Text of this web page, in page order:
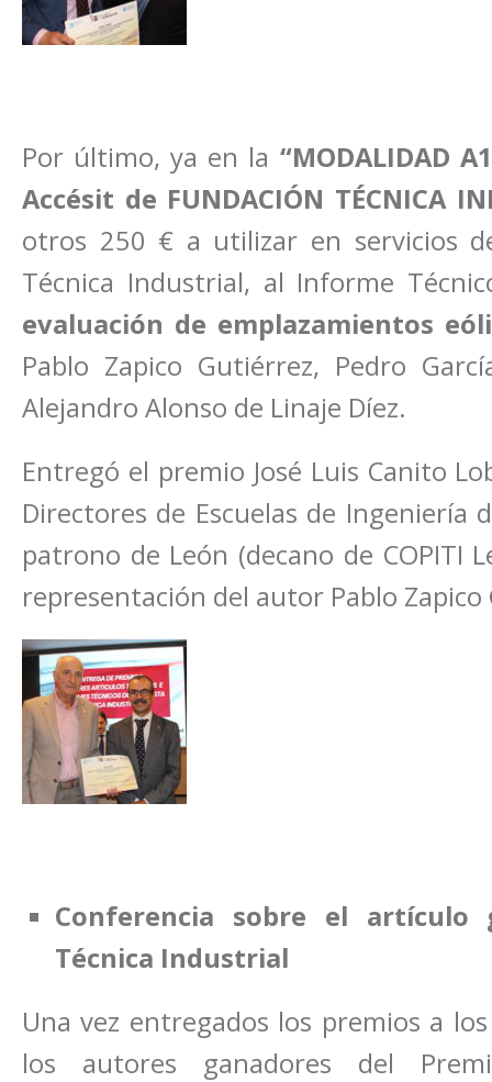
Por último, ya en la “MODALIDAD
Accésit de FUNDACIÓN TÉCNICA
otros 250 € a utilizar en servicios
Técnica Industrial, al Informe
evaluación de emplazamientos
Pablo Zapico Gutiérrez, Pedro
Alejandro Alonso de Linaje Díez.
Entregó el premio José Luis Canito
Directores de Escuelas de
patrono de León (decano de COPITI
representación del autor Pablo
Conferencia sobre el artículo
Técnica Industrial
Una vez entregados los premios a
los autores ganadores del